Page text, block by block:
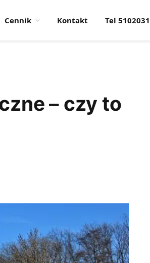
Cennik Kontakt Tel
– czy to